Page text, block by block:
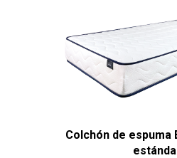
Colchón de espuma